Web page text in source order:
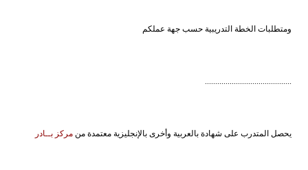
ومتطلبات الخطة التدريبية حسب جهة عملكم
..........................................
يحصل المتدرب على شهادة بالعربية وأخرى بالإنجليزية معتمدة من مركز بــادر